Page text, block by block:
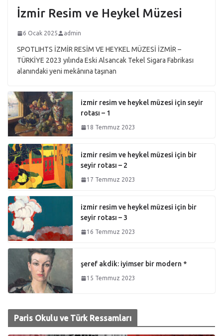
İzmir Resim ve Heykel Müzesi
6 Ocak 2025 admin
SPOTLIHTS İZMİR RESİM VE HEYKEL MÜZESİ İZMİR –
TÜRKİYE 2023 yılında Eski Alsancak Tekel Sigara Fabrikası
alanındaki yeni mekânına taşınan
izmir resim ve heykel müzesi için seyir
rotası – 1
18 Temmuz 2023
izmir resim ve heykel müzesi için bir
seyir rotası – 2
17 Temmuz 2023
izmir resim ve heykel müzesi için bir
seyir rotası – 3
16 Temmuz 2023
şeref akdik: iyimser bir modern *
15 Temmuz 2023
Paris Okulu ve Türk Ressamları